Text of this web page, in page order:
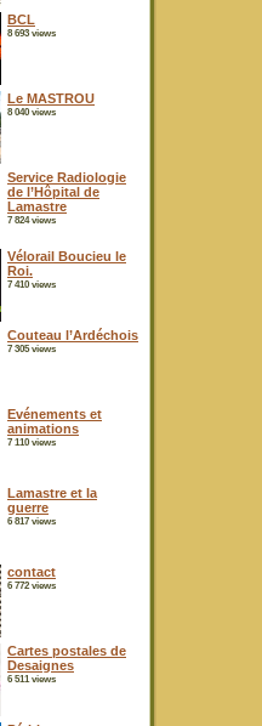
BCL
8 693 views
Le MASTROU
8 040 views
Service Radiologie
de l’Hôpital de
Lamastre
7 824 views
Vélorail Boucieu le
Roi.
7 410 views
Couteau l’Ardéchois
7 305 views
Evénements et
animations
7 110 views
Lamastre et la
guerre
6 817 views
contact
6 772 views
Cartes postales de
Desaignes
6 511 views